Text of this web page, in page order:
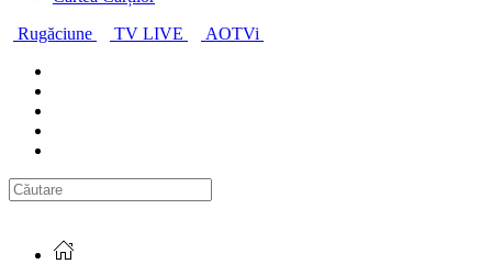
Rugăciune
TV LIVE AOTVi